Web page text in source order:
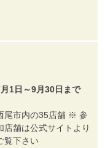
1日～9月30日まで
尾市内の35店舗 ※ 参
店舗は公式サイトより
覧下さい